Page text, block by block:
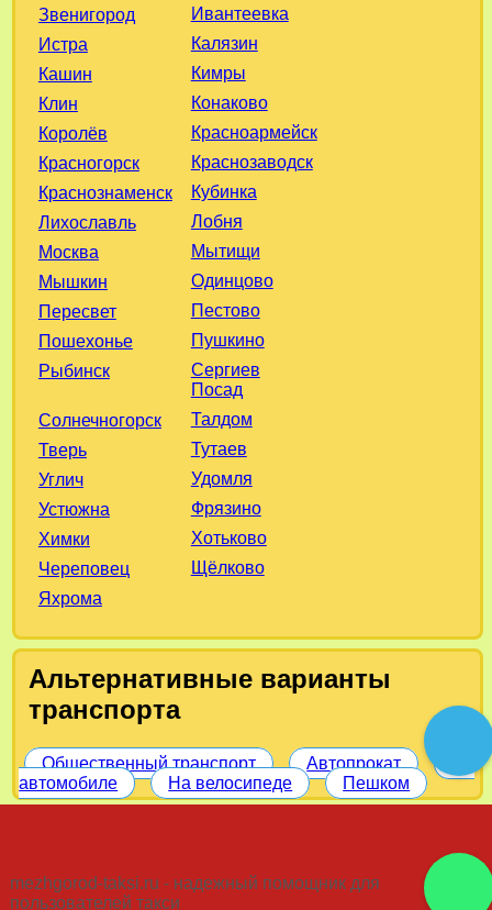
Звенигород
Ивантеевка
Истра
Калязин
Кашин
Кимры
Клин
Конаково
Королёв
Красноармейск
Красногорск
Краснозаводск
Краснознаменск
Кубинка
Лихославль
Лобня
Москва
Мытищи
Мышкин
Одинцово
Пересвет
Пестово
Пошехонье
Пушкино
Рыбинск
Сергиев
Посад
Солнечногорск
Талдом
Тверь
Тутаев
Углич
Удомля
Устюжна
Фрязино
Химки
Хотьково
Череповец
Щёлково
Яхрома
Альтернативные варианты
транспорта
Общественный транспорт Автопрокат
автомобиле
На велосипеде Пешком
mezhgorod-taksi.ru - надежный помощник для
пользователей такси